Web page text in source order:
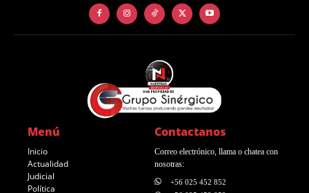
Menú
Inicio
Actualidad
Judicial
Política
Contactanos
Correo electrónico, llama o chatea con
nosotras:
+56 025 452 852